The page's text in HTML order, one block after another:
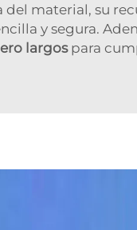
del material, su
y segura.
largos para